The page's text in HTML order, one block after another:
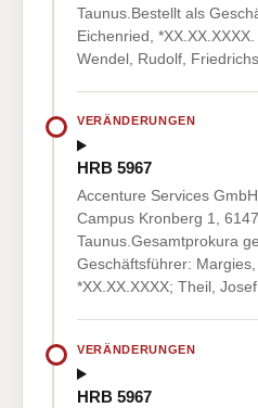
Taunus.Bestellt als
Eichenried,
Wendel, Rudolf,
VERÄNDERUNGEN
HRB 5967
Accenture Services
Campus Kronberg 1,
Taunus.Gesamtprokura
Geschäftsführer:
*XX.XX.XXXX; Theil,
VERÄNDERUNGEN
HRB 5967